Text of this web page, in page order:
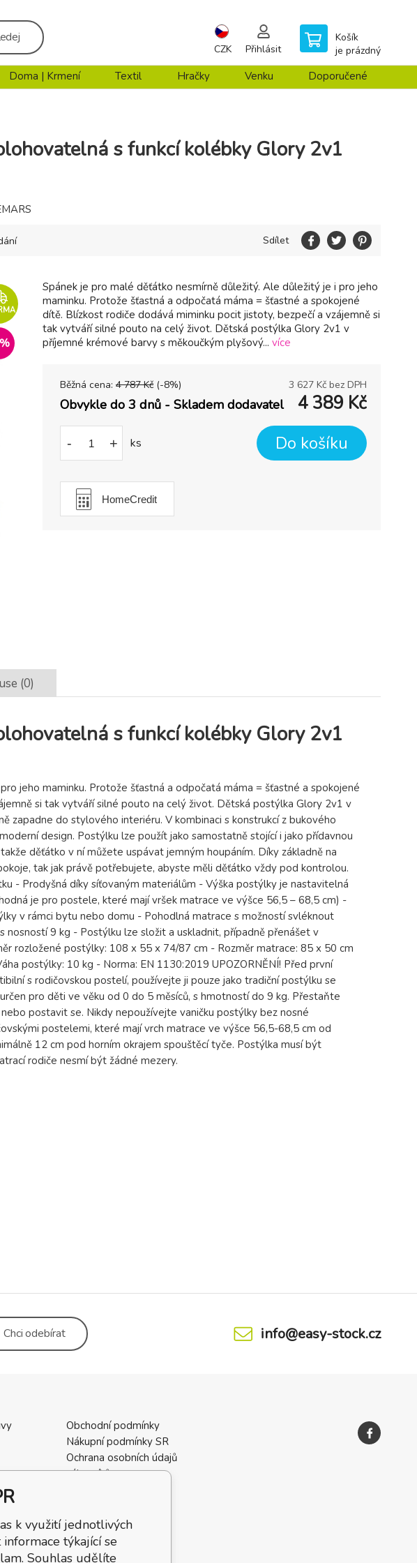
CZK Přihlásit
Košík
je prázdný
Doma | Krmení Textil Hračky Venku Doporučené
s funkcí kolébky Glory 2v1
Spánek je pro malé děťátko nesmírně důležitý. Ale důležitý je i pro jeho
maminku. Protože šťastná a odpočatá máma = šťastné a spokojené
dítě. Blízkost rodiče dodává miminku pocit jistoty, bezpečí a vzájemně si
tak vytváří silné pouto na celý život. Dětská postýlka Glory 2v1 v
příjemné krémové barvy s měkoučkým plyšový... více
Běžná cena: 4 787 Kč (-8%) 3 627 Kč bez DPH
Obvykle do 3 dnů - Skladem dodavatel 4 389 Kč
- + ks Do košíku
HomeCredit
Sdílet
(0)
s funkcí kolébky Glory 2v1
jeho maminku. Protože šťastná a odpočatá máma = šťastné a spokojené
si tak vytváří silné pouto na celý život. Dětská postýlka Glory 2v1 v
zapadne do stylového interiéru. V kombinaci s konstrukcí z bukového
design. Postýlku lze použít jako samostatně stojící i jako přídavnou
děťátko v ní můžete uspávat jemným houpáním. Díky základně na
tak jak právě potřebujete, abyste měli děťátko vždy pod kontrolou.
- Prodyšná díky síťovaným materiálům - Výška postýlky je nastavitelná
je pro postele, které mají vršek matrace ve výšce 56,5 – 68,5 cm) -
v rámci bytu nebo domu - Pohodlná matrace s možností svléknout
9 kg - Postýlku lze složit a uskladnit, případně přenášet v
rozložené postýlky: 108 x 55 x 74/87 cm - Rozměr matrace: 85 x 50 cm
postýlky: 10 kg - Norma: EN 1130:2019 UPOZORNĚNÍ! Před první
s rodičovskou postelí, používejte ji pouze jako tradiční postýlku se
pro děti ve věku od 0 do 5 měsíců, s hmotností do 9 kg. Přestaňte
postavit se. Nikdy nepoužívejte vaničku postýlky bez nosné
postelemi, které mají vrch matrace ve výšce 56,5-68,5 cm od
12 cm pod horním okrajem spouštěcí tyče. Postýlka musí být
rodiče nesmí být žádné mezery.
Chciodebírat info@easy-stock.cz
Obchodní podmínky
Nákupní podmínky SR
Ochrana osobních údajů
zákazníků
k využití jednotlivých
týkající se
Souhlas udělíte